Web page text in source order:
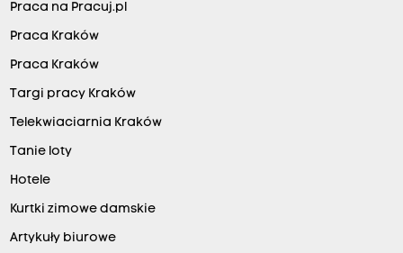
Praca na Pracuj.pl
Praca Kraków
Praca Kraków
Targi pracy Kraków
Telekwiaciarnia Kraków
Tanie loty
Hotele
Kurtki zimowe damskie
Artykuły biurowe